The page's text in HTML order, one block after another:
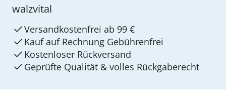
walzvital
Versandkostenfrei ab 99 €
Kauf auf Rechnung Gebührenfrei
Kostenloser Rückversand
Geprüfte Qualität & volles Rückgaberecht